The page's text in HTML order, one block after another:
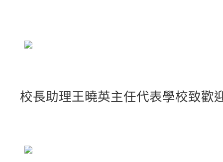
校長助理王曉英主任代表學校致歡